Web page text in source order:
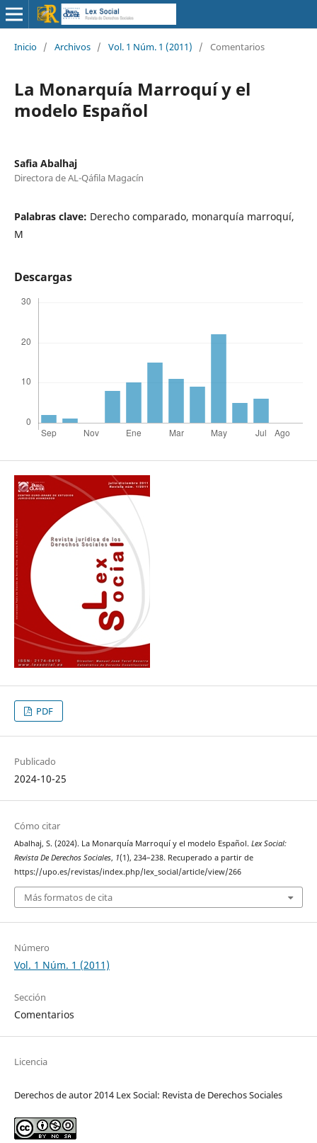
Inicio / Archivos / Vol. 1 Núm. 1 (2011) / Comentarios
La Monarquía Marroquí y el
modelo Español
Safia Abalhaj
Directora de AL-­Qáfila Magacín
Palabras clave: Derecho comparado, monarquía marroquí,
M
Descargas
PDF
Publicado
2024-10-25
Cómo citar
Abalhaj, S. (2024). La Monarquía Marroquí y el modelo Español. Lex Social:
Revista De Derechos Sociales, 1(1), 234–238. Recuperado a partir de
https://upo.es/revistas/index.php/lex_social/article/view/266
Más formatos de cita
Número
Vol. 1 Núm. 1 (2011)
Sección
Comentarios
Licencia
Derechos de autor 2014 Lex Social: Revista de Derechos Sociales